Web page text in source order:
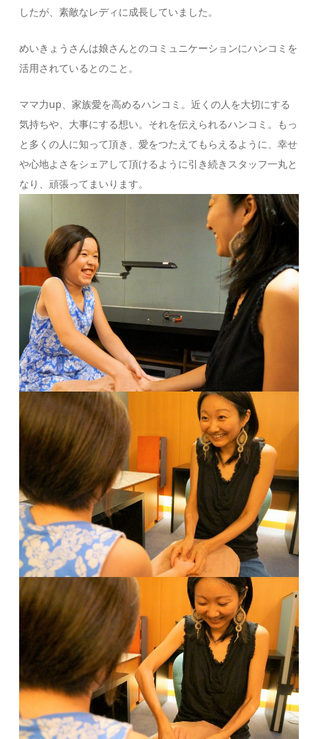
したが、素敵なレディに成長していました。
めいきょうさんは娘さんとのコミュニケーションにハンコミを
活用されているとのこと。
ママ力up、家族愛を高めるハンコミ。近くの人を大切にする
気持ちや、大事にする想い。それを伝えられるハンコミ。もっ
と多くの人に知って頂き、愛をつたえてもらえるように、幸せ
や心地よさをシェアして頂けるように引き続きスタッフ一丸と
なり、頑張ってまいります。